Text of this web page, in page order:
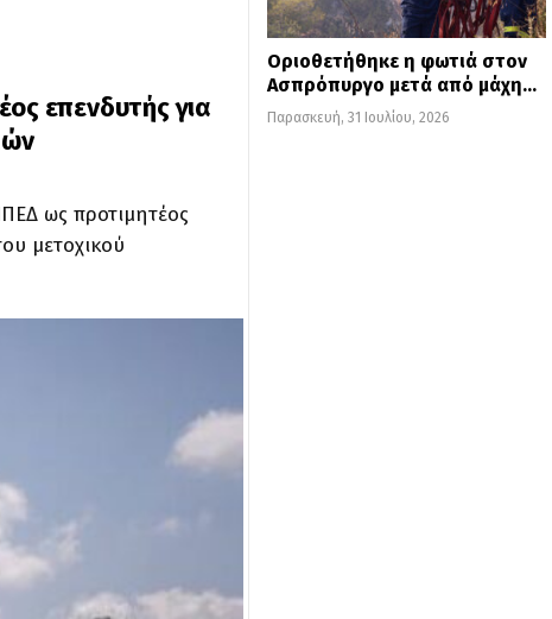
επενδυτής για
ως προτιμητέος
μετοχικού
Οριοθετήθηκε η φωτιά στον
Ασπρόπυργο μετά από μάχη…
Παρασκευή, 31 Ιουλίου, 2026